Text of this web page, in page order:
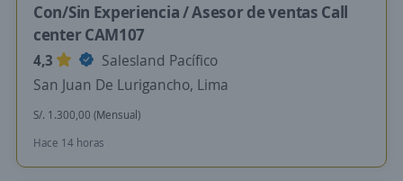
Con/Sin Experiencia / Asesor de ventas Call
center CAM107
4,3
Salesland Pacífico
San Juan De Lurigancho, Lima
S/. 1.300,00 (Mensual)
Hace 14 horas